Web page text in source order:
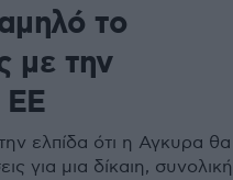
το
με την
ΕΕ
ελπίδα ότι η Αγκυρα θα
για μια δίκαιη, συνολική